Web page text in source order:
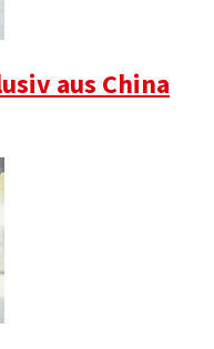
aus China